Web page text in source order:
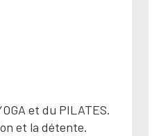
et du PILATES.
et la détente.